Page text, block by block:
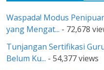
Waspada! Modus
yang Mengat... - 72,678
Tunjangan Sertifikasi
Belum Ku... - 54,377 views